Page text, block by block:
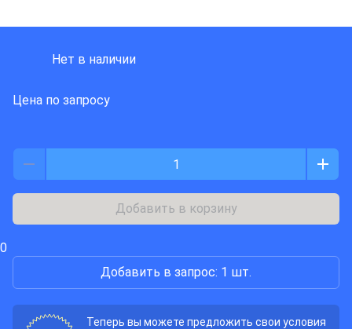
Нет в наличии
Цена по запросу
Добавить в корзину
0
Добавить в запрос: 1 шт.
Теперь вы можете предложить свои условия